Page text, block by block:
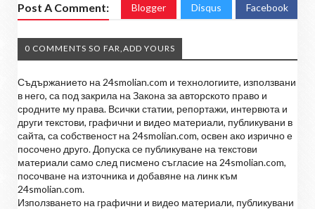
Post A Comment: Blogger Disqus Facebook
0 COMMENTS SO FAR,ADD YOURS
Съдържанието на 24smolian.com и технологиите, използвани
в него, са под закрила на Закона за авторското право и
сродните му права. Всички статии, репортажи, интервюта и
други текстови, графични и видео материали, публикувани в
сайта, са собственост на 24smolian.com, освен ако изрично е
посочено друго. Допуска се публикуване на текстови
материали само след писмено съгласие на 24smolian.com,
посочване на източника и добавяне на линк към
24smolian.com.
Използването на графични и видео материали, публикувани